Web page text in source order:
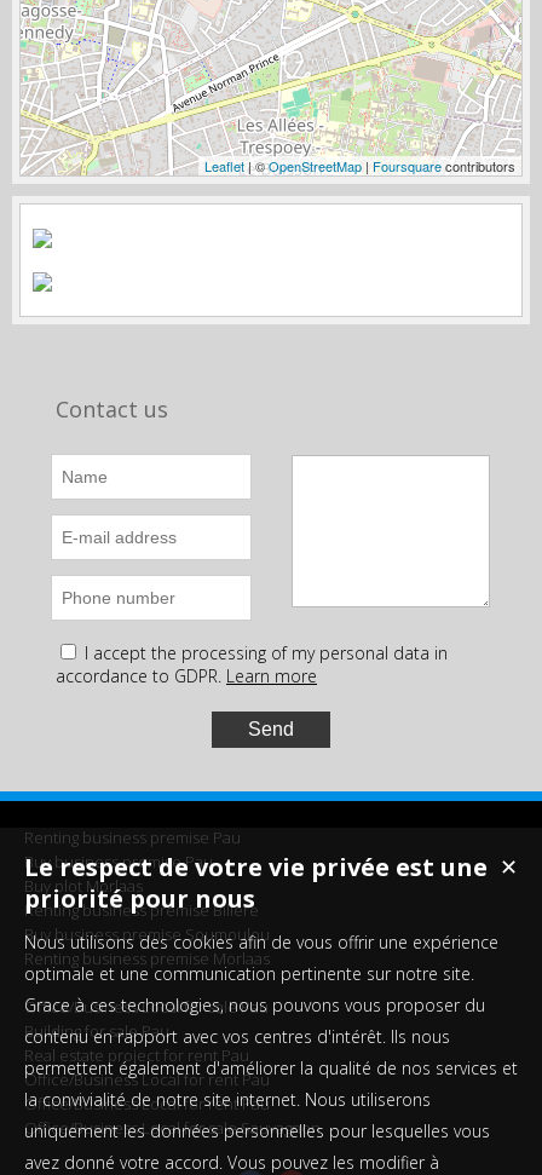
Leaflet| ©OpenStreetMap|Foursquarecontributors
Contact us
I accept the processing of my personal data in
accordance to GDPR. Learn more
Renting business premise Pau
Buy business premise Pau
Buy plot Morlaas
Renting business premise Billère
Buy business premise Soumoulou
Renting business premise Morlaas
Office/Business Local for sale Pau
Building for sale Pau
Real estate project for rent Pau
Office/Business Local for rent Pau
Office/Business Local for rent Pau
Office/Business Local for sale Sauvagnon
✕
Le respect de votre vie privée est une
priorité pour nous
Nous utilisons des cookies afin de vous offrir une expérience
optimale et une communication pertinente sur notre site.
Grace à ces technologies, nous pouvons vous proposer du
contenu en rapport avec vos centres d'intérêt. Ils nous
permettent également d'améliorer la qualité de nos services et
la convivialité de notre site internet. Nous utiliserons
uniquement les données personnelles pour lesquelles vous
avez donné votre accord. Vous pouvez les modifier à